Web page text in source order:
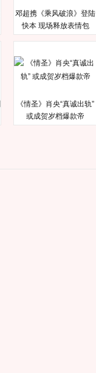
邓超携《乘风破浪》登陆
快本 现场释放表情包
《情圣》肖央“真诚出轨”
或成贺岁档爆款帝